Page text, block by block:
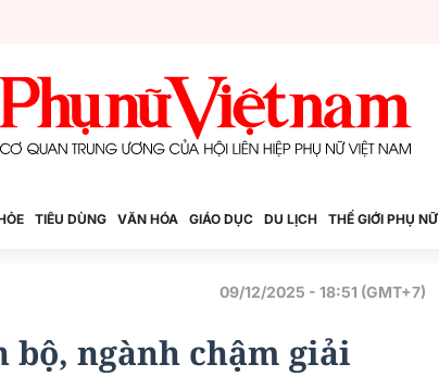
TIÊU DÙNG VĂN HÓA GIÁO DỤC DU LỊCH THẾ GIỚI PHỤ NỮ
09/12/2025 - 18:51 (GMT+7)
ngành chậm giải